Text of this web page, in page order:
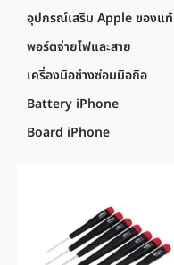
อุปกรณ์เสริม Apple ของแท้
พอร์ตจ่ายไฟและสาย
เครื่องมือช่างซ่อมมือถือ
Battery iPhone
Board iPhone